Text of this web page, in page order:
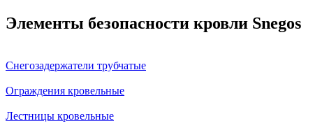
Элементы безопасности кровли Snegos
Снегозадержатели трубчатые
Ограждения кровельные
Лестницы кровельные